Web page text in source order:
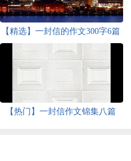
【精选】一封信的作文300字6篇
【热门】一封信作文锦集八篇